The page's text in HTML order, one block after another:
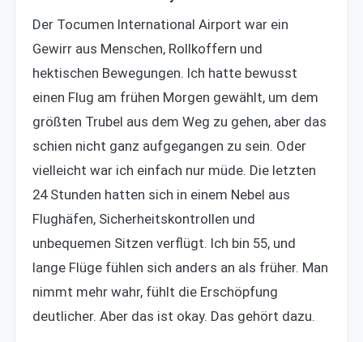
Der Tocumen International Airport war ein
Gewirr aus Menschen, Rollkoffern und
hektischen Bewegungen. Ich hatte bewusst
einen Flug am frühen Morgen gewählt, um dem
größten Trubel aus dem Weg zu gehen, aber das
schien nicht ganz aufgegangen zu sein. Oder
vielleicht war ich einfach nur müde. Die letzten
24 Stunden hatten sich in einem Nebel aus
Flughäfen, Sicherheitskontrollen und
unbequemen Sitzen verflügt. Ich bin 55, und
lange Flüge fühlen sich anders an als früher. Man
nimmt mehr wahr, fühlt die Erschöpfung
deutlicher. Aber das ist okay. Das gehört dazu.